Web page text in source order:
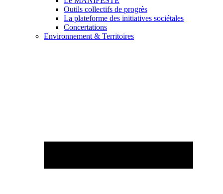
Outils collectifs de progrès
La plateforme des initiatives sociétales
Concertations
Environnement & Territoires